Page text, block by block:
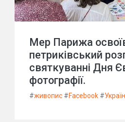
Мер Парижа
петриківський
святкуванні Дня
фотографії.
#живопис #Facebook #